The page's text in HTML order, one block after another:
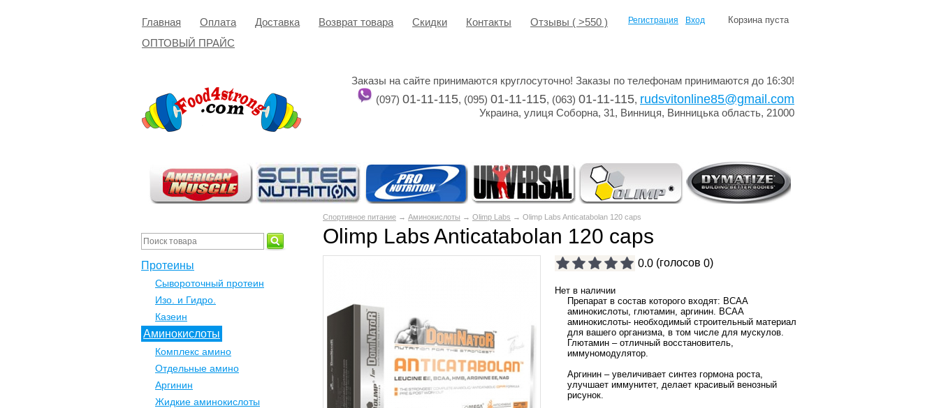
Главная Оплата Доставка Возврат товара Cкидки Контакты
Отзывы ( >550 )
ОПТОВЫЙ ПРАЙС
Корзина пуста
Регистрация Вход
Заказы на сайте принимаются круглосуточно! Заказы по телефонам принимаются до 16:30!
(097) 01-11-115, (095) 01-11-115, (063) 01-11-115, rudsvitonline85@gmail.com
Украина, улиця Соборна, 31, Винниця, Винницька область, 21000
Спортивное питание → Аминокислоты → Olimp Labs → Olimp Labs Anticatabolan 120 caps
Olimp Labs Anticatabolan 120 caps
0.0 (голосов 0)
Нет в наличии
Препарат в состав которого входят: ВСАА
аминокислоты, глютамин, аргинин. ВСАА
аминокислоты- необходимый строительный материал
для вашего организма, в том числе для мускулов.
Глютамин – отличный восстановитель,
иммуномодулятор.
Аргинин – увеличивает синтез гормона роста,
улучшает иммунитет, делает красивый венозный
рисунок.
Протеины
Сывороточный протеин
Изо. и Гидро.
Казеин
Аминокислоты
Комплекс амино
Отдельные амино
Аргинин
Жидкие аминокислоты